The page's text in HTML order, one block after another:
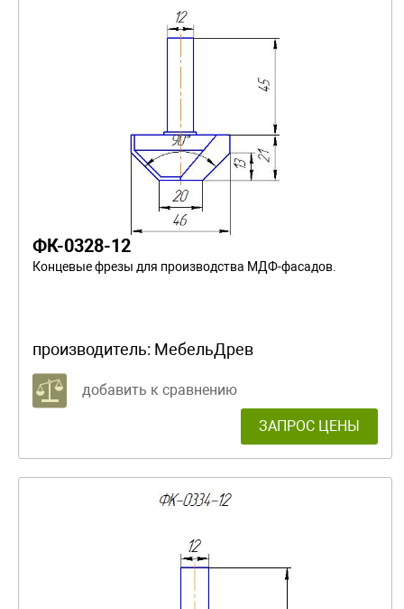
ФК-0328-12
Концевые фрезы для производства МДФ-фасадов.
производитель: МебельДрев
добавить к сравнению
ЗАПРОС ЦЕНЫ